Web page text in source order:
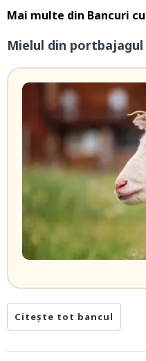
Mai multe din Bancuri
Mielul din portbajagul
Citește tot bancul